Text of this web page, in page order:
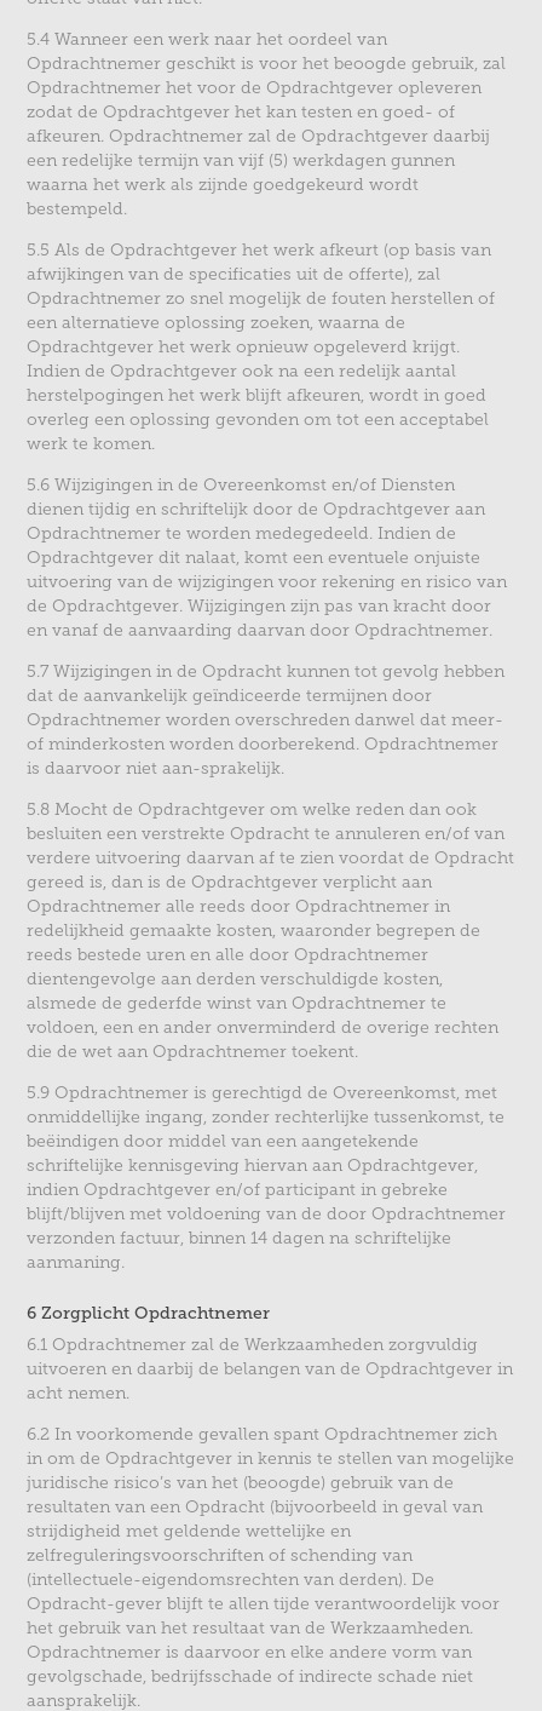
5.4 Wanneer een werk naar het oordeel van
Opdrachtnemer geschikt is voor het beoogde gebruik, zal
Opdrachtnemer het voor de Opdrachtgever opleveren
zodat de Opdrachtgever het kan testen en goed- of
afkeuren. Opdrachtnemer zal de Opdrachtgever daarbij
een redelijke termijn van vijf (5) werkdagen gunnen
waarna het werk als zijnde goedgekeurd wordt
bestempeld.
5.5 Als de Opdrachtgever het werk afkeurt (op basis van
afwijkingen van de specificaties uit de offerte), zal
Opdrachtnemer zo snel mogelijk de fouten herstellen of
een alternatieve oplossing zoeken, waarna de
Opdrachtgever het werk opnieuw opgeleverd krijgt.
Indien de Opdrachtgever ook na een redelijk aantal
herstelpogingen het werk blijft afkeuren, wordt in goed
overleg een oplossing gevonden om tot een acceptabel
werk te komen.
5.6 Wijzigingen in de Overeenkomst en/of Diensten
dienen tijdig en schriftelijk door de Opdrachtgever aan
Opdrachtnemer te worden medegedeeld. Indien de
Opdrachtgever dit nalaat, komt een eventuele onjuiste
uitvoering van de wijzigingen voor rekening en risico van
de Opdrachtgever. Wijzigingen zijn pas van kracht door
en vanaf de aanvaarding daarvan door Opdrachtnemer.
5.7 Wijzigingen in de Opdracht kunnen tot gevolg hebben
dat de aanvankelijk geïndiceerde termijnen door
Opdrachtnemer worden overschreden danwel dat meer-
of minderkosten worden doorberekend. Opdrachtnemer
is daarvoor niet aan-sprakelijk.
5.8 Mocht de Opdrachtgever om welke reden dan ook
besluiten een verstrekte Opdracht te annuleren en/of van
verdere uitvoering daarvan af te zien voordat de Opdracht
gereed is, dan is de Opdrachtgever verplicht aan
Opdrachtnemer alle reeds door Opdrachtnemer in
redelijkheid gemaakte kosten, waaronder begrepen de
reeds bestede uren en alle door Opdrachtnemer
dientengevolge aan derden verschuldigde kosten,
alsmede de gederfde winst van Opdrachtnemer te
voldoen, een en ander onverminderd de overige rechten
die de wet aan Opdrachtnemer toekent.
5.9 Opdrachtnemer is gerechtigd de Overeenkomst, met
onmiddellijke ingang, zonder rechterlijke tussenkomst, te
beëindigen door middel van een aangetekende
schriftelijke kennisgeving hiervan aan Opdrachtgever,
indien Opdrachtgever en/of participant in gebreke
blijft/blijven met voldoening van de door Opdrachtnemer
verzonden factuur, binnen 14 dagen na schriftelijke
aanmaning.
6 Zorgplicht Opdrachtnemer
6.1 Opdrachtnemer zal de Werkzaamheden zorgvuldig
uitvoeren en daarbij de belangen van de Opdrachtgever in
acht nemen.
6.2 In voorkomende gevallen spant Opdrachtnemer zich
in om de Opdrachtgever in kennis te stellen van mogelijke
juridische risico’s van het (beoogde) gebruik van de
resultaten van een Opdracht (bijvoorbeeld in geval van
strijdigheid met geldende wettelijke en
zelfreguleringsvoorschriften of schending van
(intellectuele-eigendomsrechten van derden). De
Opdracht-gever blijft te allen tijde verantwoordelijk voor
het gebruik van het resultaat van de Werkzaamheden.
Opdrachtnemer is daarvoor en elke andere vorm van
gevolgschade, bedrijfsschade of indirecte schade niet
aansprakelijk.